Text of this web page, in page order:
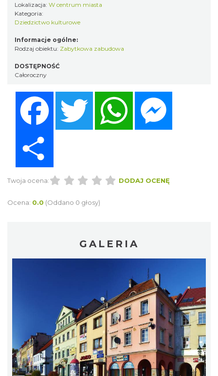
Lokalizacja: W centrum miasta
Kategoria:
Dziedzictwo kulturowe
Informacje ogólne:
Rodzaj obiektu: Zabytkowa zabudowa
DOSTĘPNOŚĆ
Całoroczny
Twitter WhatsApp
Twoja ocena: DODAJ OCENĘ
Ocena: 0.0 (Oddano 0 głosy)
GALERIA